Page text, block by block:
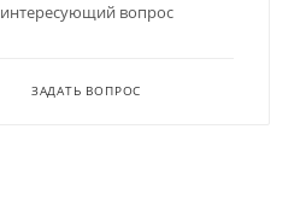
интересующий вопрос
ЗАДАТЬ ВОПРОС